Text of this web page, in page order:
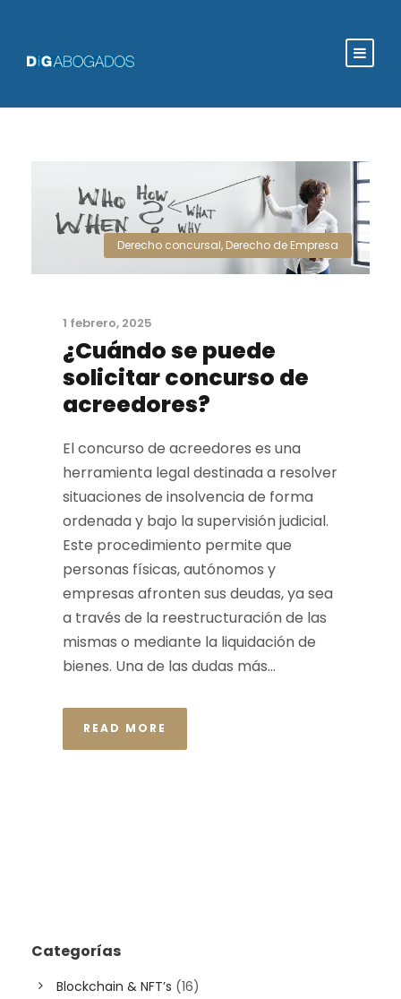
Derecho concursal, Derecho de Empresa
1 febrero, 2025
¿Cuándo se puede
solicitar concurso de
acreedores?
El concurso de acreedores es una
herramienta legal destinada a resolver
situaciones de insolvencia de forma
ordenada y bajo la supervisión judicial.
Este procedimiento permite que
personas físicas, autónomos y
empresas afronten sus deudas, ya sea
a través de la reestructuración de las
mismas o mediante la liquidación de
bienes. Una de las dudas más...
READ MORE
Categorías
Blockchain & NFT’s (16)